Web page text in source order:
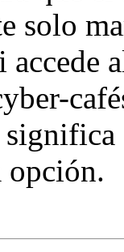
solo
accede
opción.